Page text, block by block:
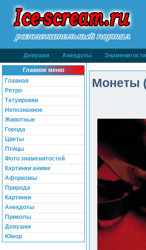
Девушки Анекдоты Знаменитости
Главное меню
Главная
Ретро
Татуировки
Непознанное
Животные
Города
Цветы
Птицы
Фото знаменитостей
Картинки аниме
Афоризмы
Природа
Картинки
Анекдоты
Приколы
Девушки
Юмор
Монеты